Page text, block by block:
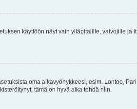
käyttöön näyt vain ylläpitäjille, valvojille ja
oma aikavyöhykkeesi, esim. Lontoo,
tämä on hyvä aika tehdä niin.